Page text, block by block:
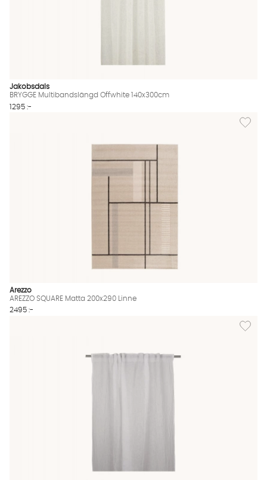
Jakobsdals
BRYGGE Multibandslängd Offwhite 140x300cm
1295 :-
Lägg
Arezzo
AREZZO SQUARE Matta 200x290 Linne
2495 :-
Lägg